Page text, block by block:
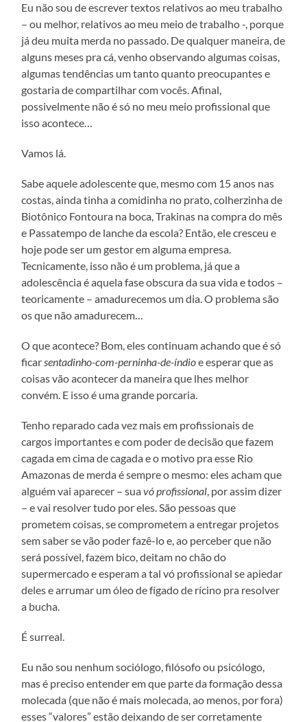
Eu não sou de escrever textos relativos ao meu trabalho
– ou melhor, relativos ao meu meio de trabalho -, porque
já deu muita merda no passado. De qualquer maneira, de
alguns meses pra cá, venho observando algumas coisas,
algumas tendências um tanto quanto preocupantes e
gostaria de compartilhar com vocês. Afinal,
possivelmente não é só no meu meio profissional que
isso acontece…
Vamos lá.
Sabe aquele adolescente que, mesmo com 15 anos nas
costas, ainda tinha a comidinha no prato, colherzinha de
Biotônico Fontoura na boca, Trakinas na compra do mês
e Passatempo de lanche da escola? Então, ele cresceu e
hoje pode ser um gestor em alguma empresa.
Tecnicamente, isso não é um problema, já que a
adolescência é aquela fase obscura da sua vida e todos –
teoricamente – amadurecemos um dia. O problema são
os que não amadurecem…
O que acontece? Bom, eles continuam achando que é só
ficarsentadinho-com-perninha-de-índioe esperar que as
coisas vão acontecer da maneira que lhes melhor
convém. E isso é uma grande porcaria.
Tenho reparado cada vez mais em profissionais de
cargos importantes e com poder de decisão que fazem
cagada em cima de cagada e o motivo pra esse Rio
Amazonas de merda é sempre o mesmo: eles acham que
alguém vai aparecer – suavó profissional, por assim dizer
– e vai resolver tudo por eles. São pessoas que
prometem coisas, se comprometem a entregar projetos
sem saber se vão poder fazê-lo e, ao perceber que não
será possível, fazem bico, deitam no chão do
supermercado e esperam a tal vó profissional se apiedar
deles e arrumar um óleo de fígado de rícino pra resolver
a bucha.
É surreal.
Eu não sou nenhum sociólogo, filósofo ou psicólogo,
mas é preciso entender em que parte da formação dessa
molecada (que não é mais molecada, ao menos, por fora)
esses “valores” estão deixando de ser corretamente